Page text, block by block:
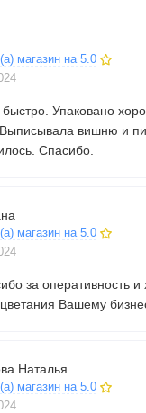
магазин на 5.0
Упаковано
вишню и
Спасибо.
магазин на 5.0
за оперативность
Вашему
Наталья
магазин на 5.0